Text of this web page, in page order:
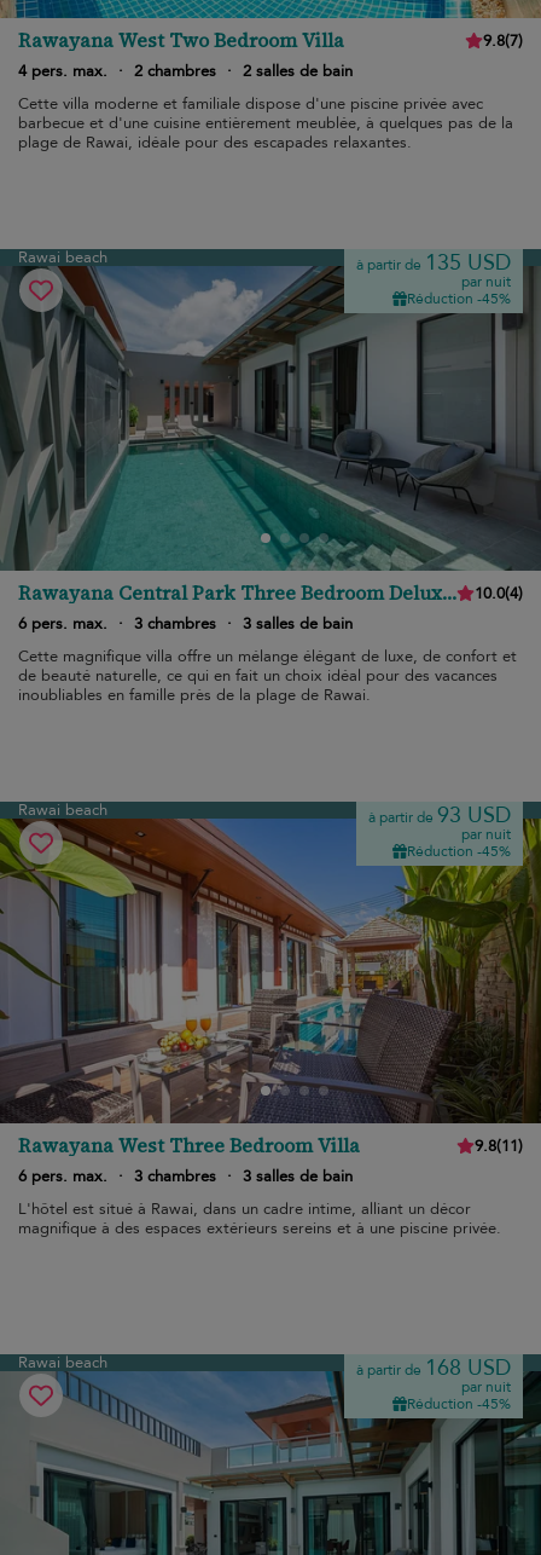
Rawayana West Two Bedroom Villa 9.8(7)
4 pers. max.
· 2 chambres · 2 salles de bain
Cette villa moderne et familiale dispose d'une piscine privée avec
barbecue et d'une cuisine entièrement meublée, à quelques pas de la
plage de Rawai, idéale pour des escapades relaxantes.
Rawai beach à partir de 135 USD
par nuit
Réduction -45%
Rawayana Central Park Three Bedroom Deluxe
Villa
10.0(4)
6 pers. max.
· 3 chambres · 3 salles de bain
Cette magnifique villa offre un mélange élégant de luxe, de confort et
de beauté naturelle, ce qui en fait un choix idéal pour des vacances
inoubliables en famille près de la plage de Rawai.
Rawai beach à partir de 93 USD
par nuit
Réduction -45%
Rawayana West Three Bedroom Villa 9.8(11)
6 pers. max.
· 3 chambres · 3 salles de bain
L'hôtel est situé à Rawai, dans un cadre intime, alliant un décor
magnifique à des espaces extérieurs sereins et à une piscine privée.
Rawai beach à partir de 168 USD
par nuit
Réduction -45%